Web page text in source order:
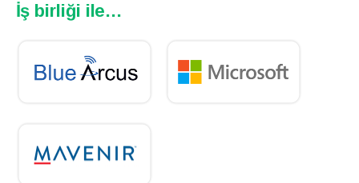
İş birliği ile…